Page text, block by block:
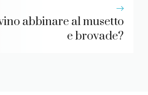
abbinare al musetto
e brovade?